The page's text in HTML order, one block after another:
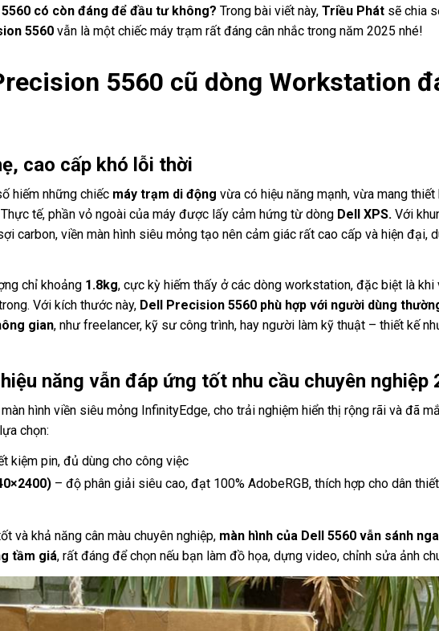
có còn đáng để đầu tư không? Trong bài viết này, Triều Phát sẽ chia
5560 vẫn là một chiếc máy trạm rất đáng cân nhắc trong năm 2025 nhé!
5560 cũ dòng Workstation
cao cấp khó lỗi thời
hiếm những chiếc máy trạm di động vừa có hiệu năng mạnh, vừa mang thiết
tế, phần vỏ ngoài của máy được lấy cảm hứng từ dòng Dell XPS. Với
carbon, viền màn hình siêu mỏng tạo nên cảm giác rất cao cấp và hiện đại,
chỉ khoảng 1.8kg, cực kỳ hiếm thấy ở các dòng workstation, đặc biệt là khi
Với kích thước này, Dell Precision 5560 phù hợp với người dùng
gian, như freelancer, kỹ sư công trình, hay người làm kỹ thuật – thiết kế
năng vẫn đáp ứng tốt nhu cầu chuyên nghiệp
hình viền siêu mỏng InfinityEdge, cho trải nghiệm hiển thị rộng rãi và đã
chọn:
kiệm pin, đủ dùng cho công việc
– độ phân giải siêu cao, đạt 100% AdobeRGB, thích hợp cho dân
và khả năng cân màu chuyên nghiệp, màn hình của Dell 5560 vẫn sánh
tầm giá, rất đáng để chọn nếu bạn làm đồ họa, dựng video, chỉnh sửa ảnh